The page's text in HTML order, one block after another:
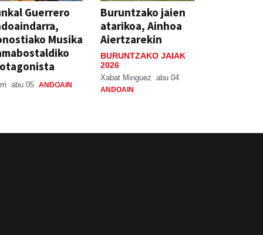
Guerrero
Musika
abu 05 ANDOAIN
Buruntzako jaien
atarikoa, Ainhoa
Aiertzarekin
BURUNTZAKO JAIAK
2026
Xabat Minguez abu 04
ANDOAIN